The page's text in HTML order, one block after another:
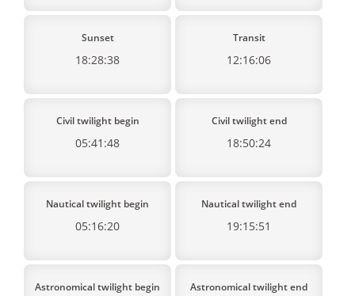
Sunset
18:28:38
Transit
12:16:06
Civil twilight begin
05:41:48
Civil twilight end
18:50:24
Nautical twilight begin
05:16:20
Nautical twilight end
19:15:51
Astronomical twilight begin Astronomical twilight end